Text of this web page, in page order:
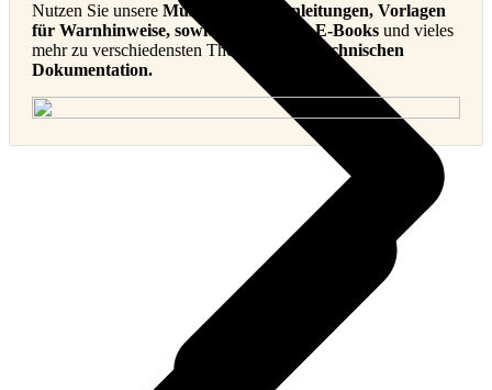
Nutzen Sie unsere Muster-Betriebsanleitungen, Vorlagen
für Warnhinweise, sowie Checklisten, E-Books und vieles
mehr zu verschiedensten Themen in der
Technischen
Dokumentation.